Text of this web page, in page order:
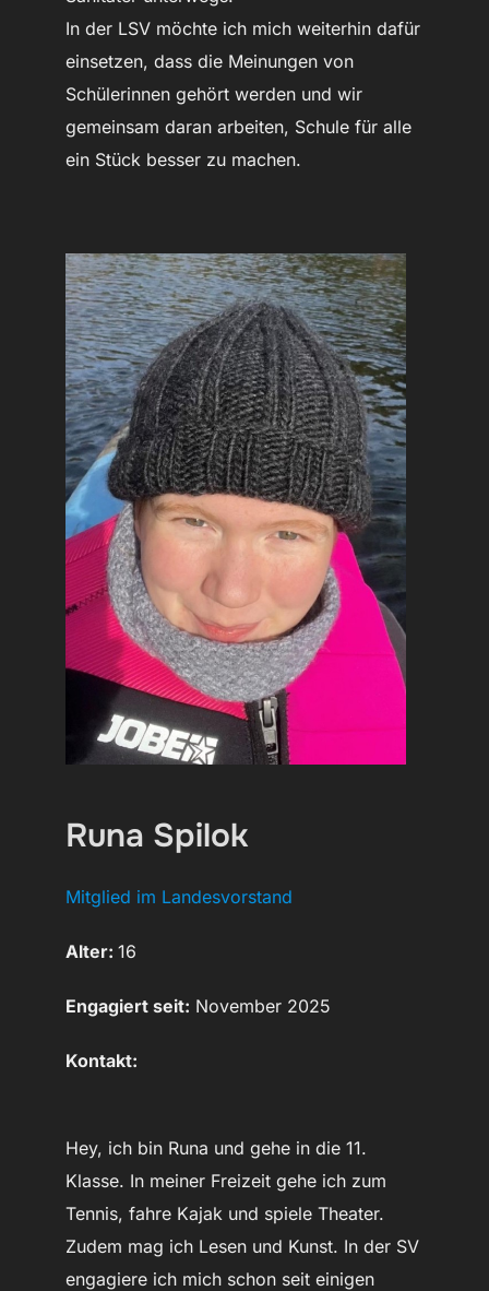
In der LSV möchte ich mich weiterhin dafür
einsetzen, dass die Meinungen von
Schülerinnen gehört werden und wir
gemeinsam daran arbeiten, Schule für alle
ein Stück besser zu machen.
Runa Spilok
Mitglied im Landesvorstand
Alter: 16
Engagiert seit: November 2025
Kontakt:
Hey, ich bin Runa und gehe in die 11.
Klasse. In meiner Freizeit gehe ich zum
Tennis, fahre Kajak und spiele Theater.
Zudem mag ich Lesen und Kunst. In der SV
engagiere ich mich schon seit einigen